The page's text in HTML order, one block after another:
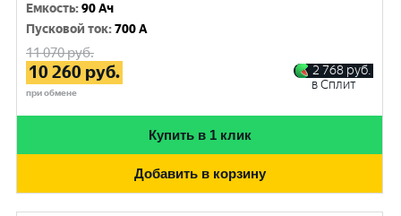
Емкость:90 Ач
Пусковой ток:700 A
11 070руб.
10 260 руб.
при обмене
2 768 руб.
в Сплит
Купить в 1 клик
Добавить в корзину